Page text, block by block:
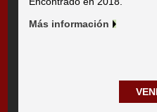
Más información